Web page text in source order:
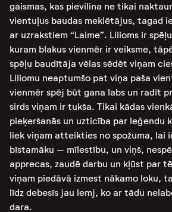
gaismas, kas pievilina ne tikai
vientuļus baudas meklētājus, tagad
ar uzrakstiem “Laime”. Lilioms ir
kuram blakus vienmēr ir veiksme,
spēļu baudītāja vēlas sēdēt viņam
Liliomu neaptumšo pat viņa paša
vienmēr spēj būt gana labs un radīt
sirds viņam ir tukša. Tikai kādas
pieķeršanās un uzticība par leģendu
liek viņam atteikties no spožuma, lai
bīstamāku – mīlestību, un viņš,
apprecas, zaudē darbu un kļūst par
viņam piedāvā izmest nākamo loku,
līdz debesīs jau lemj, ko ar tādu
dara.